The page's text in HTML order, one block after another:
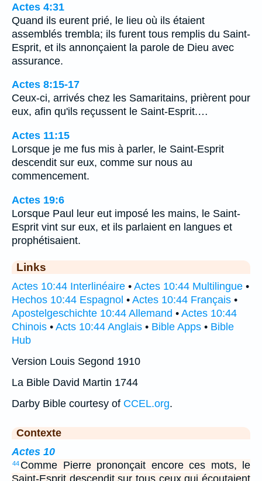
Actes 4:31
Quand ils eurent prié, le lieu où ils étaient
assemblés trembla; ils furent tous remplis du Saint-
Esprit, et ils annonçaient la parole de Dieu avec
assurance.
Actes 8:15-17
Ceux-ci, arrivés chez les Samaritains, prièrent pour
eux, afin qu'ils reçussent le Saint-Esprit.…
Actes 11:15
Lorsque je me fus mis à parler, le Saint-Esprit
descendit sur eux, comme sur nous au
commencement.
Actes 19:6
Lorsque Paul leur eut imposé les mains, le Saint-
Esprit vint sur eux, et ils parlaient en langues et
prophétisaient.
Links
Actes 10:44 Interlinéaire • Actes 10:44 Multilingue •
Hechos 10:44 Espagnol • Actes 10:44 Français •
Apostelgeschichte 10:44 Allemand • Actes 10:44
Chinois • Acts 10:44 Anglais • Bible Apps • Bible
Hub
Version Louis Segond 1910
La Bible David Martin 1744
Darby Bible courtesy of CCEL.org.
Contexte
Actes 10
44 Comme Pierre prononçait encore ces mots, le
Saint-Esprit descendit sur tous ceux qui écoutaient